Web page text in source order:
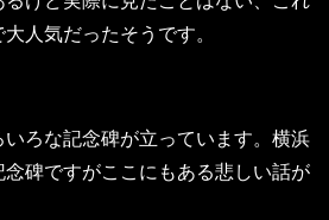
人気だったそうです。
ろな記念碑が立っています。横浜
碑ですがここにもある悲しい話が